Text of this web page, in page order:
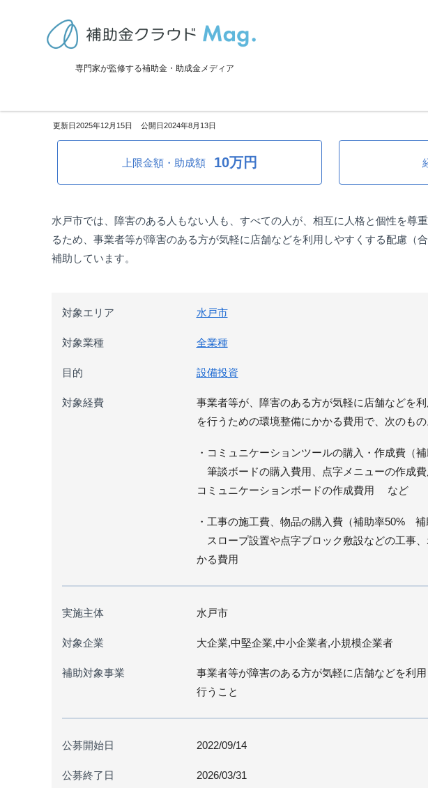
専門家が監修する補助金・助成金メディア
>補助金・助成金詳細
2025年12月15日 2024年8月13日
上限金額・助成額 10万円
水戸市では、障害のある人もない人も、すべての人が、相互に人格と個性を尊
るため、事業者等が障害のある方が気軽に店舗などを利用しやすくする配慮（
補助しています。
対象エリア 水戸市
対象業種 全業種
目的 設備投資
対象経費
事業者等が、障害のある方が気軽に店舗などを
を行うための環境整備にかかる費用で、次のもの
・コミュニケーションツールの購入・作成費（
筆談ボードの購入費用、点字メニューの作成費
コミュニケーションボードの作成費用 など
・工事の施工費、物品の購入費（補助率50% 補
スロープ設置や点字ブロック敷設などの工事
かる費用
実施主体 水戸市
対象企業 大企業,中堅企業,中小企業者,小規模企業者
補助対象事業
事業者等が障害のある方が気軽に店舗などを利
行うこと
公募開始日 2022/09/14
公募終了日 2026/03/31